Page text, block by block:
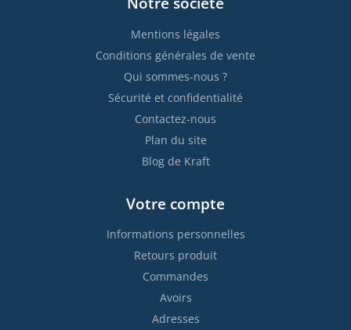
Mentions légales
Conditions générales de vente
Qui sommes-nous ?
Sécurité et confidentialité
Contactez-nous
Plan du site
Blog de Kraft
Votre compte
Informations personnelles
Retours produit
Commandes
Avoirs
Adresses